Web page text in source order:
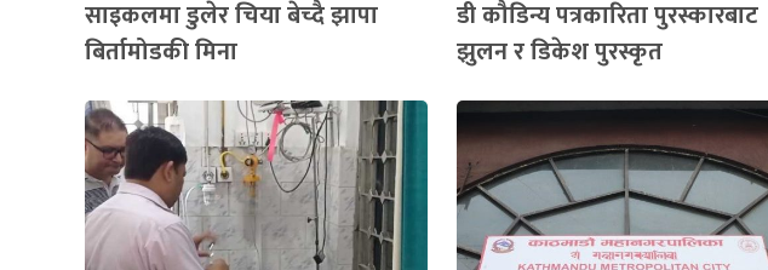
साइकलमा डुलेर चिया बेच्दै झापा
बिर्तामोडकी मिना
डी कौडिन्य पत्रकारिता पुरस्कारबाट
झुलन र डिकेश पुरस्कृत